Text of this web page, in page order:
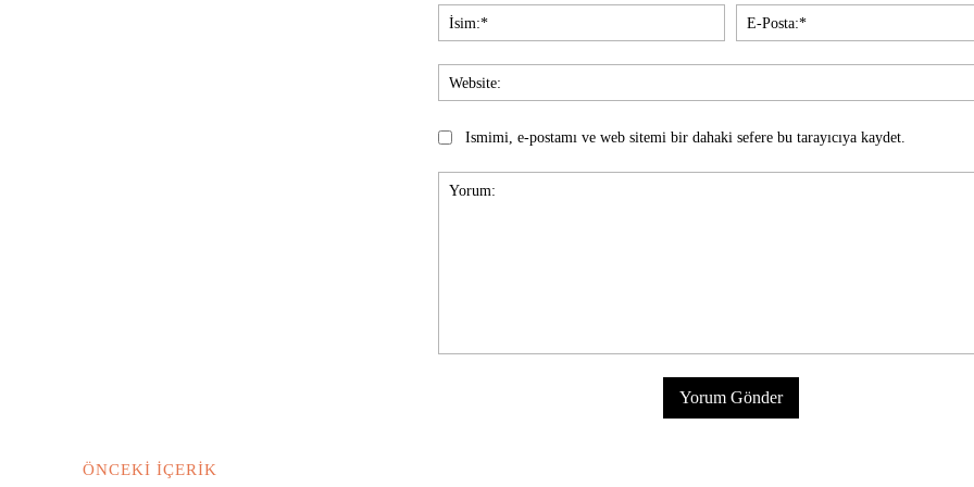
İsim:*
Ismimi, e-postamı ve web sitemi bir dahaki sefere bu tarayıcıya kaydet.
ÖNCEKI İÇERIK